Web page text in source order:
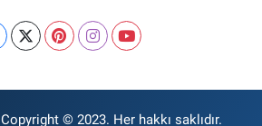
Copyright © 2023. Her hakkı saklıdır.